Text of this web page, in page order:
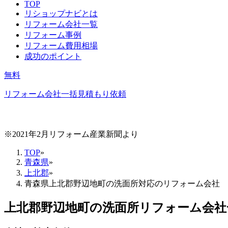
TOP
リショップナビとは
リフォーム会社一覧
リフォーム事例
リフォーム費用相場
成功のポイント
無料
リフォーム会社一括見積もり依頼
※2021年2月リフォーム産業新聞より
TOP»
青森県»
上北郡»
青森県上北郡野辺地町の洗面所対応のリフォーム会社
上北郡野辺地町の洗面所リフォーム会